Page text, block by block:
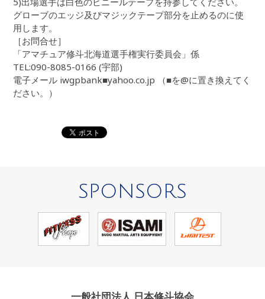
グローブのエッジ及びマジックテープ部分を止めるのに使
用します。
［お問合せ］
「アマチュア修斗北海道選手権実行委員会」係
TEL:090-8085-0166 (宇部)
電子メール iwgpbank■yahoo.co.jp （■を@に置き換えてく
ださい。）
SPONSORS